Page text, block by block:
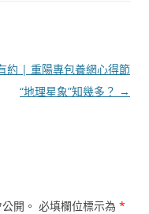
約 | 重陽專包養網心得節
“地理星象”知幾多？ →
開。 必填欄位標示為 *